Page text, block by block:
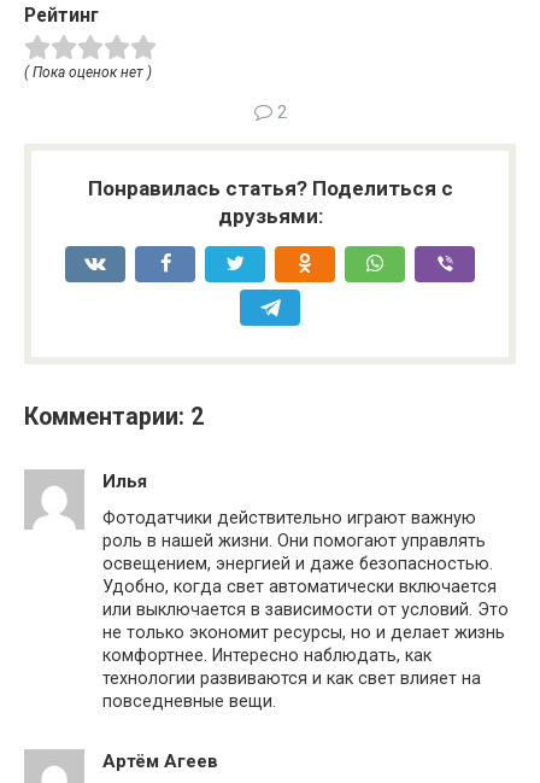
Рейтинг
( Пока оценок нет )
2
Понравилась статья? Поделиться с
друзьями:
Комментарии: 2
Илья
Фотодатчики действительно играют важную
роль в нашей жизни. Они помогают управлять
освещением, энергией и даже безопасностью.
Удобно, когда свет автоматически включается
или выключается в зависимости от условий. Это
не только экономит ресурсы, но и делает жизнь
комфортнее. Интересно наблюдать, как
технологии развиваются и как свет влияет на
повседневные вещи.
Артём Агеев